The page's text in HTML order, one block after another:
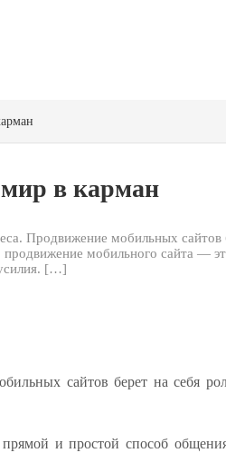
в карман
Продвижение мобильных сайтов
продвижение мобильного сайта
[…]
сайтов берет на себя
и простой способ